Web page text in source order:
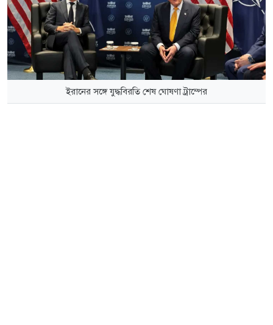
ইরানের সঙ্গে যুদ্ধবিরতি শেষ ঘোষণা ট্রাম্পের